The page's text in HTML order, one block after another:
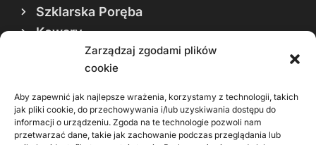
Zarządzaj zgodami plików
cookie
Aby zapewnić jak najlepsze wrażenia, korzystamy z technologii, takich
jak pliki cookie, do przechowywania i/lub uzyskiwania dostępu do
informacji o urządzeniu. Zgoda na te technologie pozwoli nam
przetwarzać dane, takie jak zachowanie podczas przeglądania lub
Szklarska Poręba
Kowary
Gmina Piechowice
Gmina Podgórzyn
Gmina Mysłakowice
Gmina Janowice Wielkie